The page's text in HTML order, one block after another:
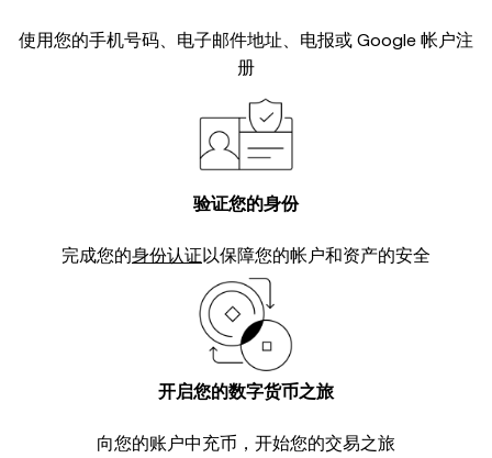
使用您的手机号码、电子邮件地址、电报或 Google 帐户注
册
验证您的身份
完成您的身份认证以保障您的帐户和资产的安全
开启您的数字货币之旅
向您的账户中充币，开始您的交易之旅